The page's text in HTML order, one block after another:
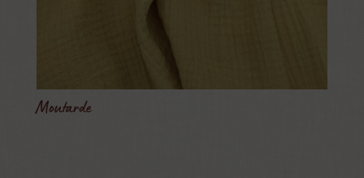
Moutarde